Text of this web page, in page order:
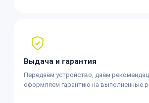
Выдача и гарантия
Передаём устройство, даём
оформляем гарантию на выполненные